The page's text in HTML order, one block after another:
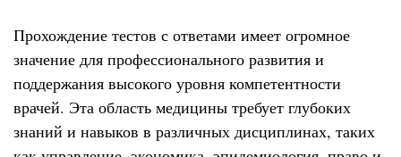
Прохождение тестов с ответами имеет огромное
значение для профессионального развития и
поддержания высокого уровня компетентности
врачей. Эта область медицины требует глубоких
знаний и навыков в различных дисциплинах, таких